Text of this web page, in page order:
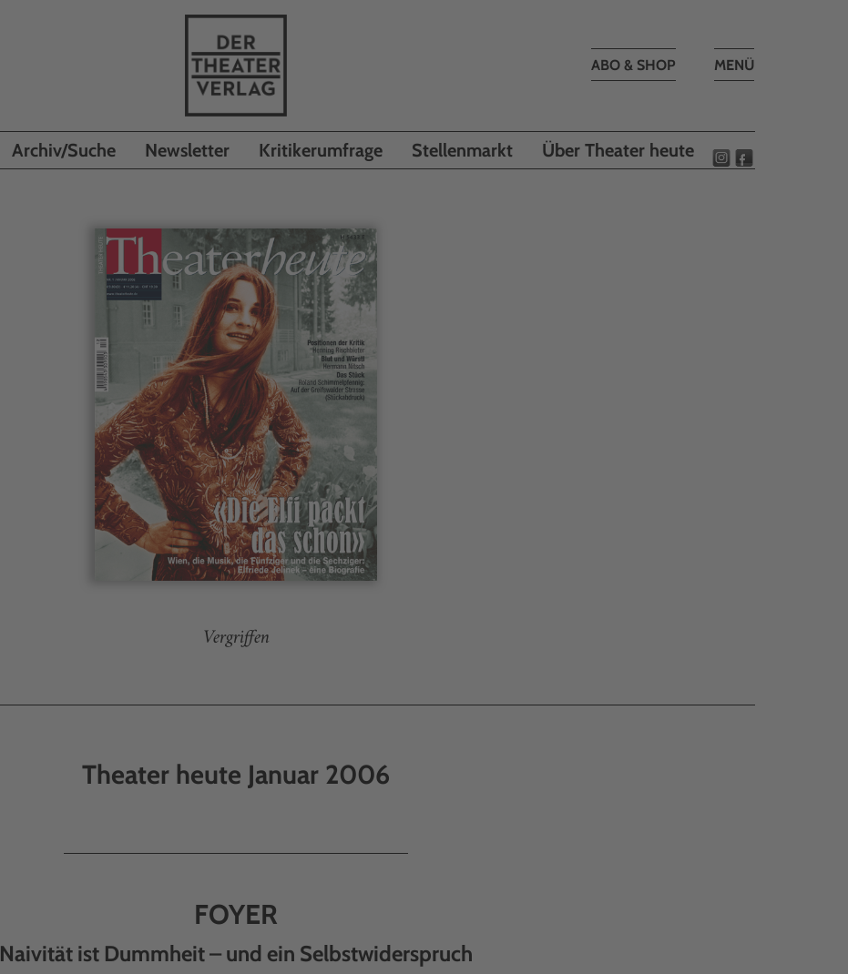
Toggle
MENÜ
ABO & SHOP
Archiv/Suche Newsletter Kritikerumfrage Stellenmarkt Über Theater heute
Vergriffen
Theater heute Januar 2006
FOYER
Naivität ist Dummheit – und ein Selbstwiderspruch